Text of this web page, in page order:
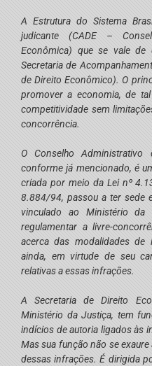
A Estrutura do Sistema
judicante (CADE –
Econômica) que se vale de
Secretaria de
de Direito Econômico). O
promover a economia, de
competitividade sem
concorrência.
O Conselho Administrativo
conforme já mencionado, é
criada por meio da Lei nº
8.884/94, passou a ter sede
vinculado ao Ministério da
regulamentar a livre-
acerca das modalidades
ainda, em virtude de seu
relativas a essas infrações.
A Secretaria de Direito
Ministério da Justiça, tem
indícios de autoria ligados às
Mas sua função não se
dessas infrações. É dirigida